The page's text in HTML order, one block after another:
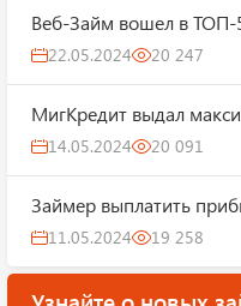
Веб-Займ вошел в
22.05.2024 20 247
МигКредит выдал
14.05.2024 20 091
Займер выплатить
11.05.2024 19 258